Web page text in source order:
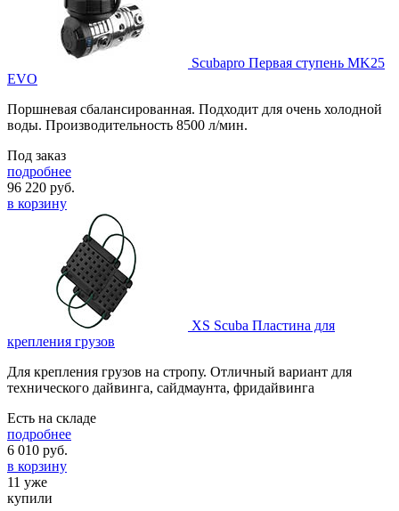
Scubapro Первая ступень MK25
EVO
Поршневая сбалансированная. Подходит для очень холодной
воды. Производительность 8500 л/мин.
Под заказ
подробнее
96 220 руб.
в корзину
XS Scuba Пластина для
крепления грузов
Для крепления грузов на стропу. Отличный вариант для
технического дайвинга, сайдмаунта, фридайвинга
Есть на складе
подробнее
6 010 руб.
в корзину
11 уже
купили